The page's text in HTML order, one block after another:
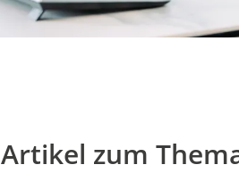
Artikel zum